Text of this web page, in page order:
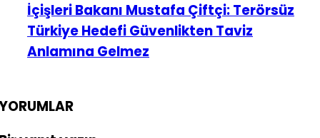
İçişleri Bakanı Mustafa Çiftçi: Terörsüz
Türkiye Hedefi Güvenlikten Taviz
Anlamına Gelmez